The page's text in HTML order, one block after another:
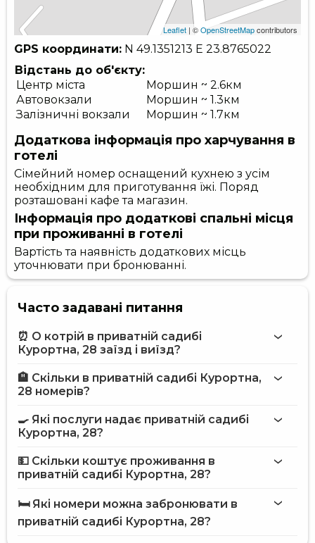
Leaflet | ©OpenStreetMapcontributors
GPS координати: N 49.1351213 E 23.8765022
Відстань до об'єкту:
Центр міста
Моршин ~ 2.6км
Автовокзали
Моршин ~ 1.3км
Залізничні вокзали
Моршин ~ 1.7км
Додаткова інформація про харчування в
готелі
Сімейний номер оснащений кухнею з усім
необхідним для приготування їжі. Поряд
розташовані кафе та магазин.
Інформація про додаткові спальні місця
при проживанні в готелі
Вартість та наявність додаткових місць
уточнювати при бронюванні.
Часто задавані питання
⏰ О котрій в приватній садибі
Курортна, 28 заїзд і виїзд?
Більше інформації про Приватна садиба Курортна, 28
🏨 Скільки в приватній садибі Курортна,
28 номерів?
🍳 Які послуги надає приватній садибі
Курортна, 28?
Інтернет
Пральня
Сад
Розміщення з тваринами
💵 Скільки коштує проживання в
приватній садибі Курортна, 28?
на сайті Hotels24.ua
🛏️ Які номери можна забронювати в
приватній садибі Курортна, 28?